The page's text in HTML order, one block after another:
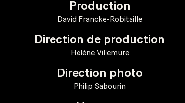
Production
David Francke-Robitaille
Direction de production
Hélène Villemure
Direction photo
Philip Sabourin